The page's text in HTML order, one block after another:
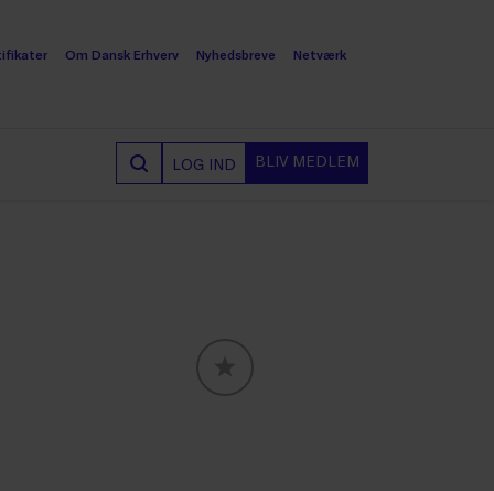
Om Dansk Erhverv Nyhedsbreve Netværk
LOG IND BLIV MEDLEM